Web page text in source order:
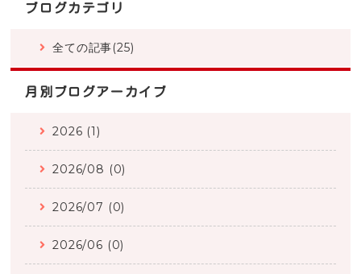
ブログカテゴリ
全ての記事(25)
月別ブログアーカイブ
2026 (1)
2026/08 (0)
2026/07 (0)
2026/06 (0)